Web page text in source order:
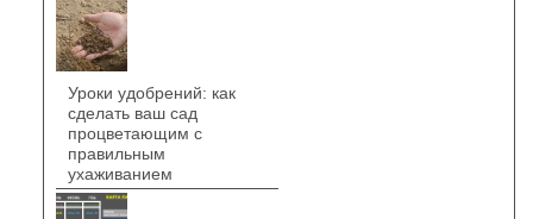
Уроки удобрений: как
сделать ваш сад
процветающим с
правильным
ухаживанием